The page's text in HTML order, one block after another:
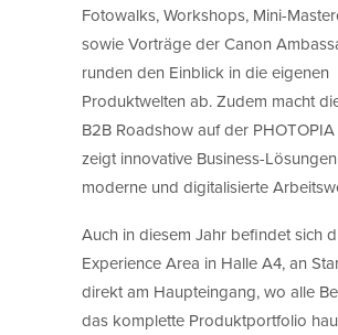
Fotowalks, Workshops, Mini-
sowie Vorträge der Canon
runden den Einblick in die eigenen
Produktwelten ab. Zudem macht
B2B Roadshow auf der
zeigt innovative Business-
moderne und digitalisierte
Auch in diesem Jahr befindet sich
Experience Area in Halle A4, an
direkt am Haupteingang, wo alle
das komplette Produktportfolio